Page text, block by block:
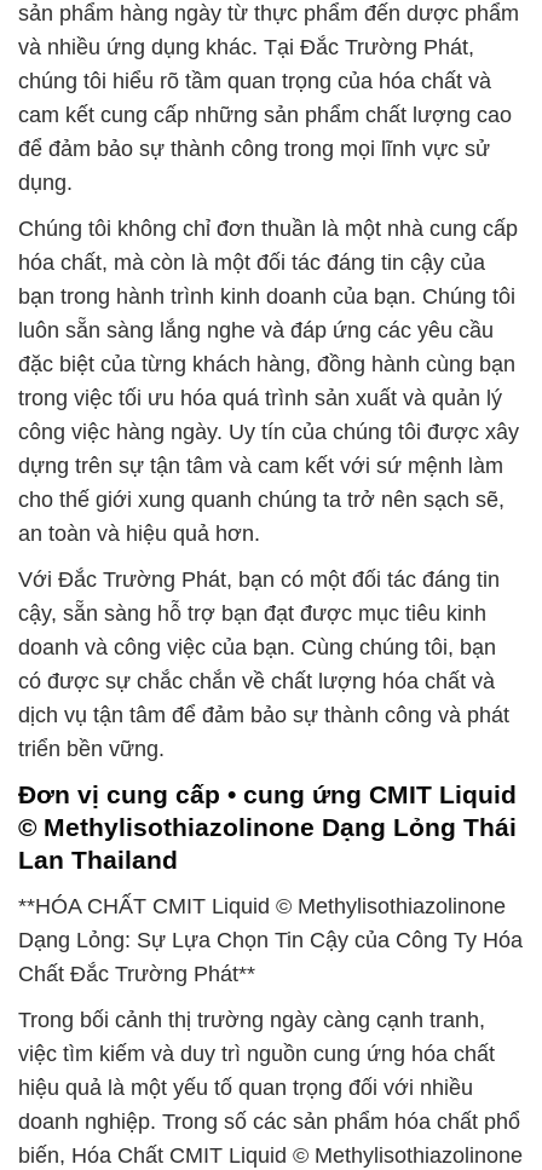
sản phẩm hàng ngày từ thực phẩm đến dược phẩm
và nhiều ứng dụng khác. Tại Đắc Trường Phát,
chúng tôi hiểu rõ tầm quan trọng của hóa chất và
cam kết cung cấp những sản phẩm chất lượng cao
để đảm bảo sự thành công trong mọi lĩnh vực sử
dụng.
Chúng tôi không chỉ đơn thuần là một nhà cung cấp
hóa chất, mà còn là một đối tác đáng tin cậy của
bạn trong hành trình kinh doanh của bạn. Chúng tôi
luôn sẵn sàng lắng nghe và đáp ứng các yêu cầu
đặc biệt của từng khách hàng, đồng hành cùng bạn
trong việc tối ưu hóa quá trình sản xuất và quản lý
công việc hàng ngày. Uy tín của chúng tôi được xây
dựng trên sự tận tâm và cam kết với sứ mệnh làm
cho thế giới xung quanh chúng ta trở nên sạch sẽ,
an toàn và hiệu quả hơn.
Với Đắc Trường Phát, bạn có một đối tác đáng tin
cậy, sẵn sàng hỗ trợ bạn đạt được mục tiêu kinh
doanh và công việc của bạn. Cùng chúng tôi, bạn
có được sự chắc chắn về chất lượng hóa chất và
dịch vụ tận tâm để đảm bảo sự thành công và phát
triển bền vững.
Đơn vị cung cấp • cung ứng CMIT Liquid
© Methylisothiazolinone Dạng Lỏng Thái
Lan Thailand
**HÓA CHẤT CMIT Liquid © Methylisothiazolinone
Dạng Lỏng: Sự Lựa Chọn Tin Cậy của Công Ty Hóa
Chất Đắc Trường Phát**
Trong bối cảnh thị trường ngày càng cạnh tranh,
việc tìm kiếm và duy trì nguồn cung ứng hóa chất
hiệu quả là một yếu tố quan trọng đối với nhiều
doanh nghiệp. Trong số các sản phẩm hóa chất phổ
biến, Hóa Chất CMIT Liquid © Methylisothiazolinone